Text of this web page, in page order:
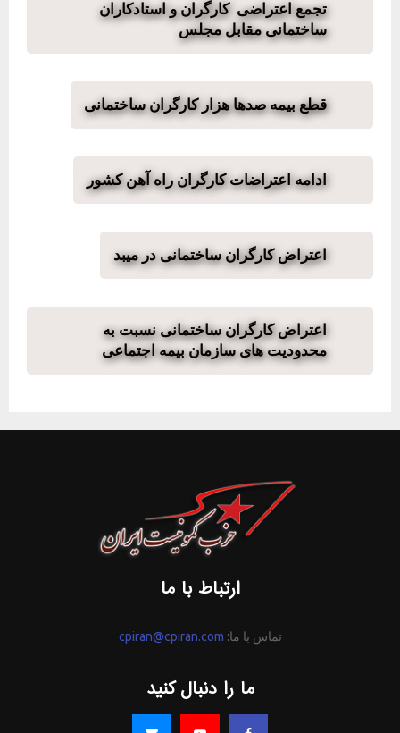
تجمع اعتراضی کارگران و استادکاران
ساختمانی مقابل مجلس
قطع بیمه صدها هزار کارگران ساختمانی
ادامه اعتراضات کارگران راه آهن کشور
اعتراض کارگران ساختمانی در میبد
اعتراض کارگران ساختمانی نسبت به
محدودیت های سازمان بیمه اجتماعی
ارتباط با ما
تماس با ما: cpiran@cpiran.com
ما را دنبال کنید